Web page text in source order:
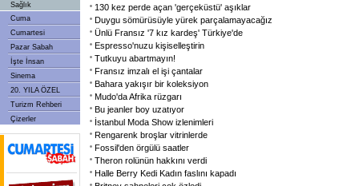
Sağlık
Cuma
Cumartesi
Pazar Sabah
İşte İnsan
Sinema
20. YILA ÖZEL
Turizm Rehberi
Çizerler
130 kez perde açan 'gerçeküstü' aşıklar
Duygu sömürüsüyle yürek parçalamayacağız
Ünlü Fransız '7 kız kardeş' Türkiye'de
Espresso'nuzu kişiselleştirin
Tutkuyu abartmayın!
Fransız imzalı el işi çantalar
Bahara yakışır bir koleksiyon
Mudo'da Afrika rüzgarı
Bu jeanler boy uzatıyor
İstanbul Moda Show izlenimleri
Rengarenk broşlar vitrinlerde
Fossil'den örgülü saatler
Theron rolünün hakkını verdi
Halle Berry Kedi Kadın faslını kapadı